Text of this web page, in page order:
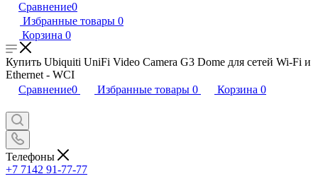
Сравнение0
Избранные товары 0
Корзина 0
Купить Ubiquiti UniFi Video Camera G3 Dome для сетей Wi-Fi и
Ethernet - WCI
Сравнение0 Избранные товары 0 Корзина 0
Телефоны
+7 7142 91-77-77